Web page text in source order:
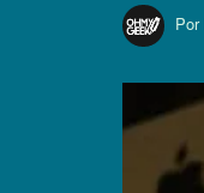
Por